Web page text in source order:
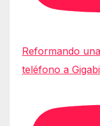
Reformando
teléfono a